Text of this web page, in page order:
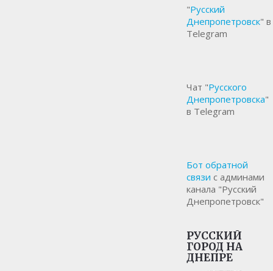
"Русский
Днепропетровск" в
Telegram
Чат "Русского
Днепропетровска"
в Telegram
Бот обратной
связи с админами
канала "Русский
Днепропетровск"
РУССКИЙ
ГОРОД НА
ДНЕПРЕ